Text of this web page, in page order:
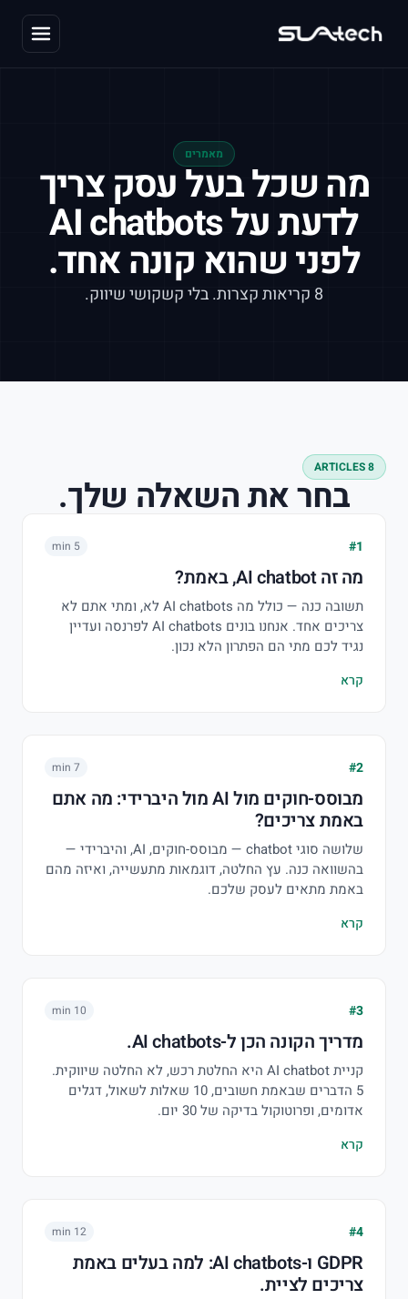
מאמרים
מה שכל בעל עסק צריך
לדעת עלAI chatbots
לפני שהוא קונה אחד.
8 קריאות קצרות. בלי קשקושי שיווק.
8 ARTICLES
בחר את השאלה שלך.
#1
5 min
מה זה AI chatbot, באמת?
תשובה כנה — כולל מה AI chatbots לא, ומתי אתם לא
צריכים אחד. אנחנו בונים AI chatbots לפרנסה ועדיין
נגיד לכם מתי הם הפתרון הלא נכון.
קרא
#2
7 min
מבוסס-חוקים מול AI מול היברידי: מה אתם
באמת צריכים?
שלושה סוגי chatbot — מבוסס-חוקים, AI, והיברידי —
בהשוואה כנה. עץ החלטה, דוגמאות מתעשייה, ואיזה מהם
באמת מתאים לעסק שלכם.
קרא
#3
10 min
מדריך הקונה הכן ל-AI chatbots.
קניית AI chatbot היא החלטת רכש, לא החלטה שיווקית.
5 הדברים שבאמת חשובים, 10 שאלות לשאול, דגלים
אדומים, ופרוטוקול בדיקה של 30 יום.
קרא
#4
12 min
GDPR ו-AI chatbots: למה בעלים באמת
צריכים לציית.